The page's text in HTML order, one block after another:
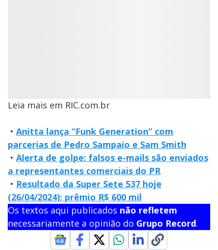
Leia mais em RIC.com.br
• Anitta lança “Funk Generation” com
parcerias de Pedro Sampaio e Sam Smith
• Alerta de golpe: falsos e-mails são enviados
a representantes comerciais do PR
• Resultado da Super Sete 537 hoje
(26/04/2024); prêmio R$ 600 mil
Os textos aqui publicados não refletem
necessariamente a opinião do Grupo Record.